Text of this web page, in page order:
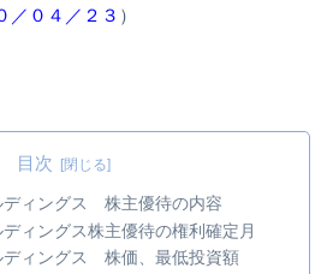
／０４／２３ ）
目次
ディングス 株主優待の内容
ィングス株主優待の権利確定月
ディングス 株価、最低投資額